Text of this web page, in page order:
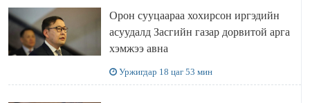
Орон сууцаараа хохирсон иргэдийн
асуудалд Засгийн газар дорвитой арга
хэмжээ авна
Уржигдар 18 цаг 53 мин